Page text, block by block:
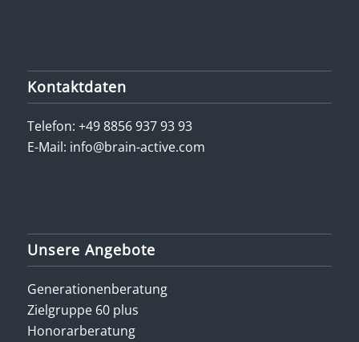
Kontaktdaten
Telefon: +49 8856 937 93 93
E-Mail: info@brain-active.com
Unsere Angebote
Generationenberatung
Zielgruppe 60 plus
Honorarberatung